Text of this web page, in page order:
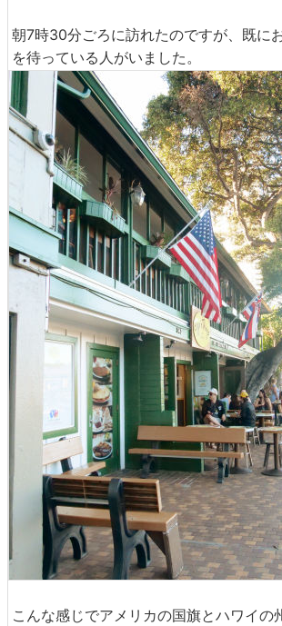
朝7時30分ごろに訪れたのですが、既に
を待っている人がいました。
こんな感じでアメリカの国旗とハワイの